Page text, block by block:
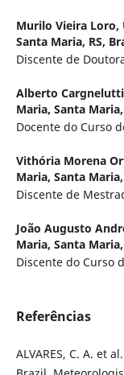
Murilo Vieira Loro,
Santa Maria, RS,
Discente de
Alberto
Maria, Santa
Docente do Curso
Vithória Morena
Maria, Santa
Discente de
João Augusto
Maria, Santa
Discente do Curso
Referências
ALVARES, C. A. et